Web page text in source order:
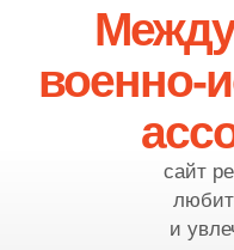
военно-
сайт
и